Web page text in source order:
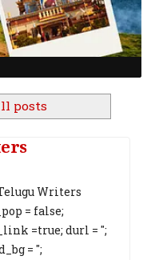
posts
Writers
= false;
=true; durl = '';
= '';